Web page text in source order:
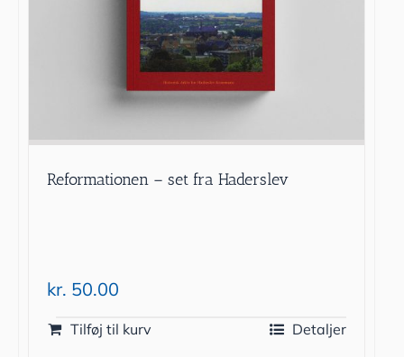
Reformationen – set fra Haderslev
kr. 50.00
Tilføj til kurv Detaljer